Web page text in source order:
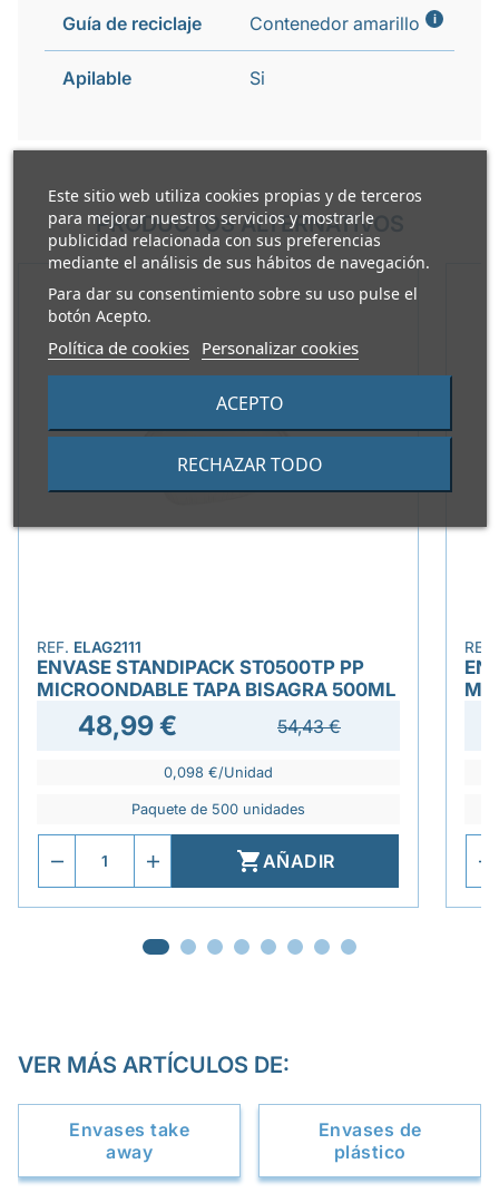
Este sitio web utiliza cookies propias y de terceros
para mejorar nuestros servicios y mostrarle
publicidad relacionada con sus preferencias
mediante el análisis de sus hábitos de navegación.
Para dar su consentimiento sobre su uso pulse el
botón Acepto.
Política de cookies Personalizar cookies
RECHAZAR TODO
ACEPTO
Guía de reciclaje Contenedor amarillo i
Apilable Si
PRODUCTOS ALTERNATIVOS
REF. ELAG2111
ENVASE STANDIPACK ST0500TP PP
MICROONDABLE TAPA BISAGRA 500ML
48,99 € 54,43 €
0,098 €/Unidad
Paquete de 500 unidades
AÑADIR
VER MÁS ARTÍCULOS DE:
Envases take
away
Envases de
plástico